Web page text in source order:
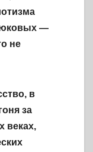
—
не
в
за
веках,